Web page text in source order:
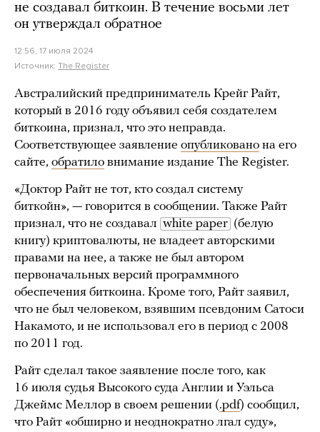
не создавал биткоин. В течение восьми лет
он утверждал обратное
12:56, 17 июля 2024
Источник: The Register
Австралийский предприниматель Крейг Райт,
который в 2016 году объявил себя создателем
биткоина, признал, что это неправда.
Соответствующее заявление опубликовано на его
сайте, обратило внимание издание The Register.
«Доктор Райт не тот, кто создал систему
биткойн», — говорится в сообщении. Также Райт
признал, что не создавал white paper (белую
книгу) криптовалюты, не владеет авторскими
правами на нее, а также не был автором
первоначальных версий программного
обеспечения биткоина. Кроме того, Райт заявил,
что не был человеком, взявшим псевдоним Сатоси
Накамото, и не использовал его в период с 2008
по 2011 год.
Райт сделал такое заявление после того, как
16 июля судья Высокого суда Англии и Уэльса
Джеймс Меллор в своем решении (.pdf) сообщил,
что Райт «обширно и неоднократно лгал суду»,